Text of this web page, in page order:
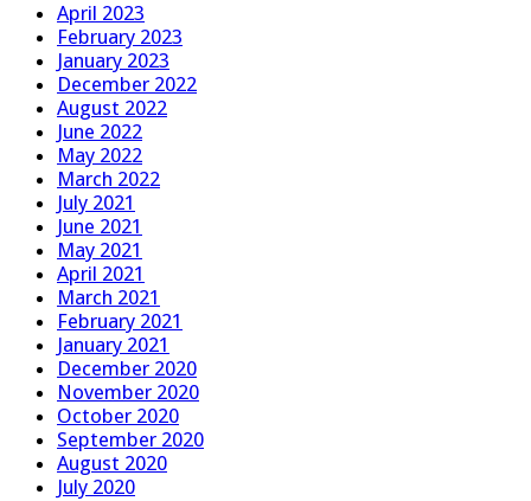
April 2023
February 2023
January 2023
December 2022
August 2022
June 2022
May 2022
March 2022
July 2021
June 2021
May 2021
April 2021
March 2021
February 2021
January 2021
December 2020
November 2020
October 2020
September 2020
August 2020
July 2020